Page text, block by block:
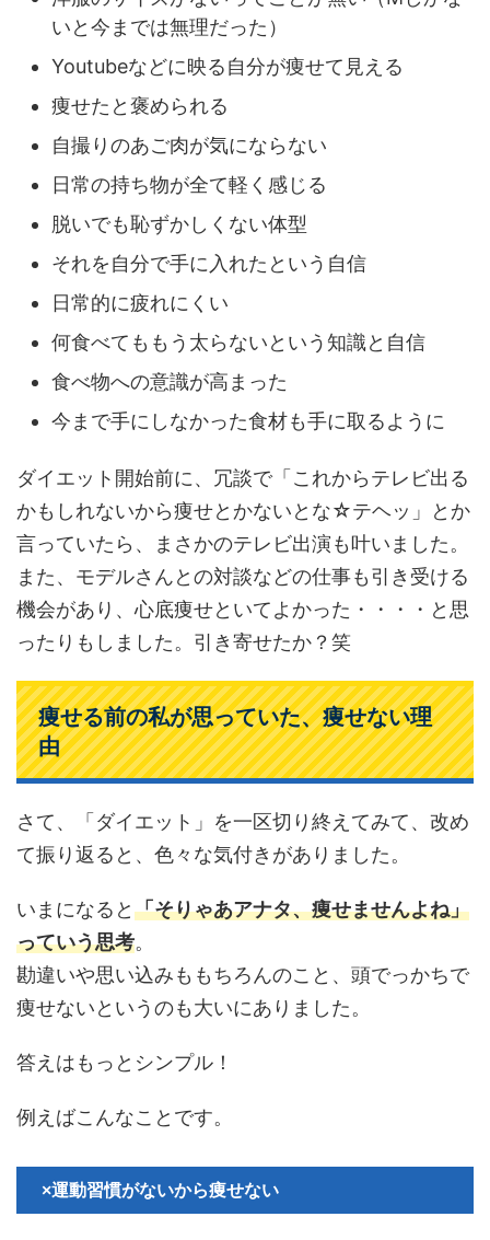
いと今までは無理だった）
Youtubeなどに映る自分が痩せて見える
痩せたと褒められる
自撮りのあご肉が気にならない
日常の持ち物が全て軽く感じる
脱いでも恥ずかしくない体型
それを自分で手に入れたという自信
日常的に疲れにくい
何食べてももう太らないという知識と自信
食べ物への意識が高まった
今まで手にしなかった食材も手に取るように
ダイエット開始前に、冗談で「これからテレビ出る
かもしれないから痩せとかないとな☆テヘッ」とか
言っていたら、まさかのテレビ出演も叶いました。
また、モデルさんとの対談などの仕事も引き受ける
機会があり、心底痩せといてよかった・・・・と思
ったりもしました。引き寄せたか？笑
痩せる前の私が思っていた、痩せない理
由
さて、「ダイエット」を一区切り終えてみて、改め
て振り返ると、色々な気付きがありました。
いまになると「そりゃあアナタ、痩せませんよね」
っていう思考。
勘違いや思い込みももちろんのこと、頭でっかちで
痩せないというのも大いにありました。
答えはもっとシンプル！
例えばこんなことです。
×運動習慣がないから痩せない